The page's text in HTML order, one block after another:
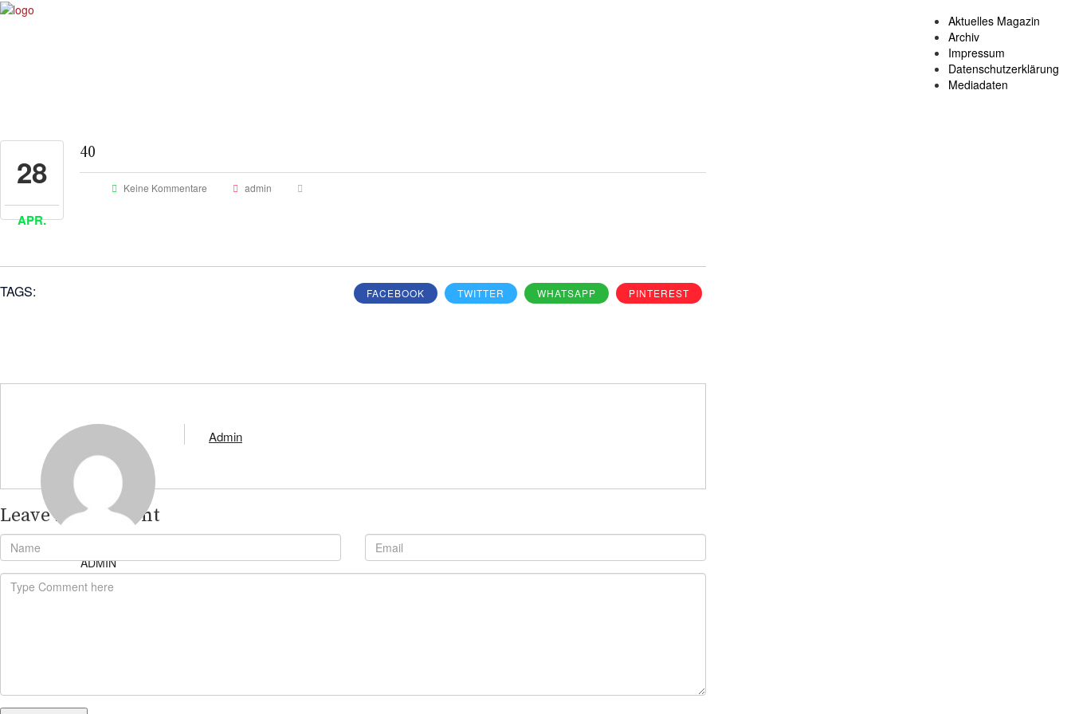
Aktuelles Magazin
Archiv
Impressum
Datenschutzerklärung
Mediadaten
28
APR.
40
Keine Kommentare admin
TAGS: FACEBOOK TWITTER WHATSAPP PINTEREST
ADMIN
Admin
Leave A Comment